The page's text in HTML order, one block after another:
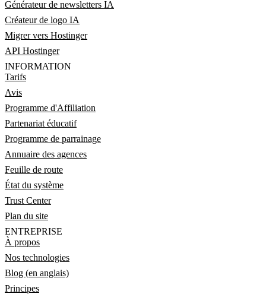
Générateur de newsletters IA
Créateur de logo IA
Migrer vers Hostinger
API Hostinger
INFORMATION
Tarifs
Avis
Programme d'Affiliation
Partenariat éducatif
Programme de parrainage
Annuaire des agences
Feuille de route
État du système
Trust Center
Plan du site
ENTREPRISE
À propos
Nos technologies
Blog (en anglais)
Principes